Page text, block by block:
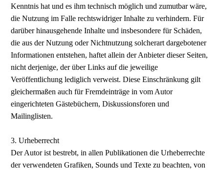
Kenntnis hat und es ihm technisch möglich und zumutbar wäre,
die Nutzung im Falle rechtswidriger Inhalte zu verhindern. Für
darüber hinausgehende Inhalte und insbesondere für Schäden,
die aus der Nutzung oder Nichtnutzung solcherart dargebotener
Informationen entstehen, haftet allein der Anbieter dieser Seiten,
nicht derjenige, der über Links auf die jeweilige
Veröffentlichung lediglich verweist. Diese Einschränkung gilt
gleichermaßen auch für Fremdeinträge in vom Autor
eingerichteten Gästebüchern, Diskussionsforen und
Mailinglisten.
3. Urheberrecht
Der Autor ist bestrebt, in allen Publikationen die Urheberrechte
der verwendeten Grafiken, Sounds und Texte zu beachten, von